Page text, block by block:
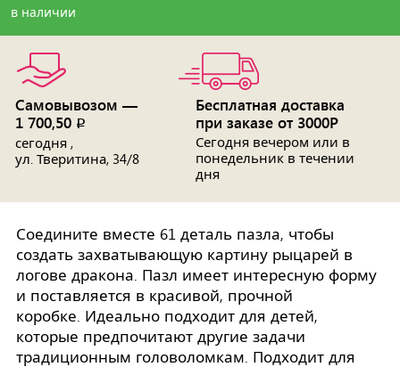
в наличии
Самовывозом —
1 700,50 p
сегодня ,
ул. Тверитина, 34/8
Бесплатная доставка
при заказе от 3000Р
Сегодня вечером или в
понедельник в течении
дня
Соедините вместе 61 деталь пазла, чтобы
создать захватывающую картину рыцарей в
логове дракона. Пазл имеет интересную форму
и поставляется в красивой, прочной
коробке. Идеально подходит для детей,
которые предпочитают другие задачи
традиционным головоломкам. Подходит для